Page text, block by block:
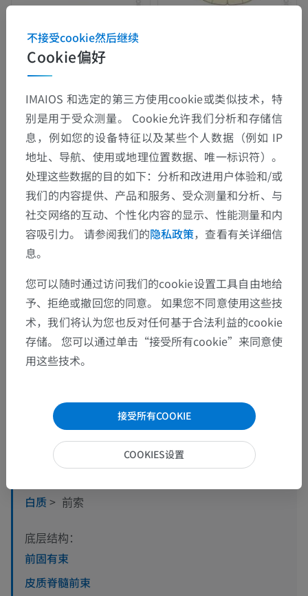
解剖层次
人体解剖学2
人体解剖学1
白质> 前索
底层结构：
前固有束
皮质脊髓前束
Cookie偏好
不接受cookie然后继续
IMAIOS 和选定的第三方使用cookie或类似技术，特
别是用于受众测量。 Cookie允许我们分析和存储信
息，例如您的设备特征以及某些个人数据（例如 IP
地址、导航、使用或地理位置数据、唯一标识符）。
处理这些数据的目的如下：分析和改进用户体验和/或
我们的内容提供、产品和服务、受众测量和分析、与
社交网络的互动、个性化内容的显示、性能测量和内
容吸引力。 请参阅我们的隐私政策，查看有关详细信
息。
您可以随时通过访问我们的cookie设置工具自由地给
予、拒绝或撤回您的同意。 如果您不同意使用这些技
术，我们将认为您也反对任何基于合法利益的cookie
存储。 您可以通过单击“接受所有cookie”来同意使
用这些技术。
接受所有COOKIE
COOKIES设置